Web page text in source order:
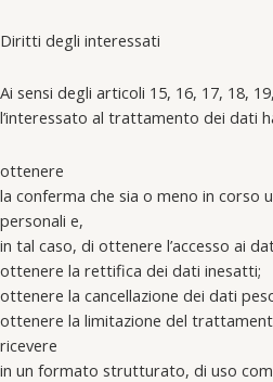
Diritti degli interessati
Ai sensi degli articoli 15, 16, 17, 18,
l’interessato al trattamento dei dati
ottenere
la conferma che sia o meno in corso
personali e,
in tal caso, di ottenere l’accesso ai
ottenere la rettifica dei dati inesatti;
ottenere la cancellazione dei dati
ottenere la limitazione del
ricevere
in un formato strutturato, di uso